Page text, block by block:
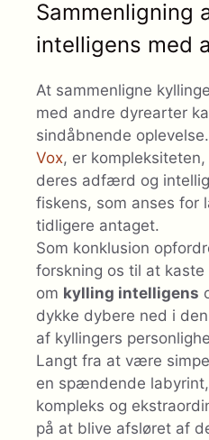
Sammenligning
intelligens med
At sammenligne
med andre dyrearter
sindåbnende
Vox, er
deres adfærd og
fiskens, som anses for
tidligere antaget.
Som konklusion
forskning os til at
om kylling intelligens
dykke dybere ned i
af ​​kyllingers
Langt fra at være
en spændende
kompleks og
på at blive afsløret af